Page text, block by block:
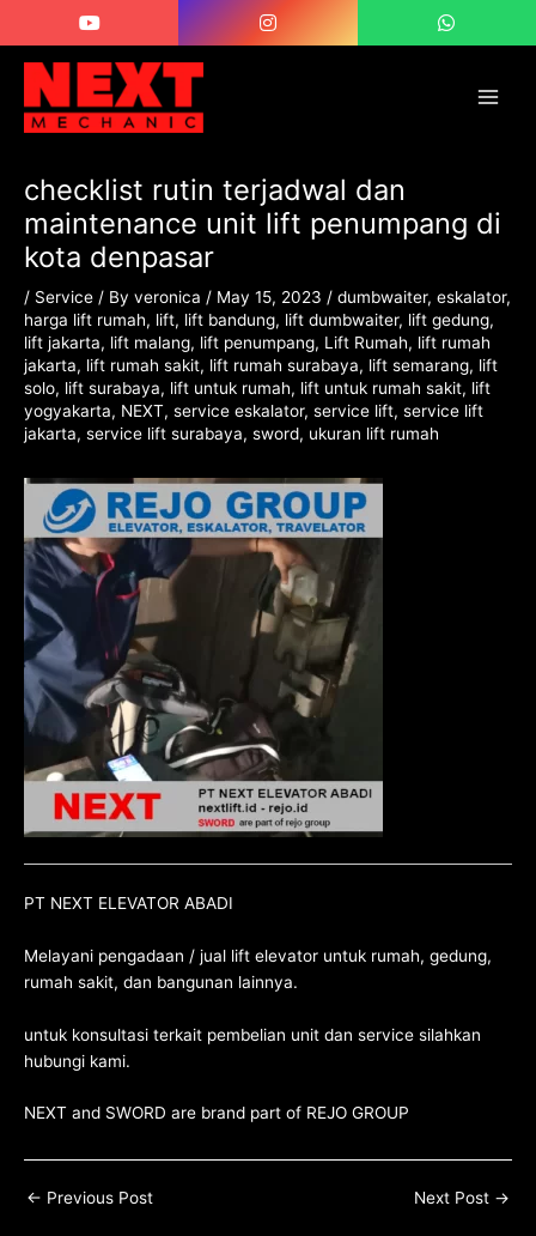
content
checklist rutin terjadwal dan
maintenance unit lift penumpang di
kota denpasar
/ Service / By veronica / May 15, 2023 / dumbwaiter, eskalator,
harga lift rumah, lift, lift bandung, lift dumbwaiter, lift gedung,
lift jakarta, lift malang, lift penumpang, Lift Rumah, lift rumah
jakarta, lift rumah sakit, lift rumah surabaya, lift semarang, lift
solo, lift surabaya, lift untuk rumah, lift untuk rumah sakit, lift
yogyakarta, NEXT, service eskalator, service lift, service lift
jakarta, service lift surabaya, sword, ukuran lift rumah
PT NEXT ELEVATOR ABADI
Melayani pengadaan / jual lift elevator untuk rumah, gedung,
rumah sakit, dan bangunan lainnya.
untuk konsultasi terkait pembelian unit dan service silahkan
hubungi kami.
NEXT and SWORD are brand part of REJO GROUP
navigation
← Previous Post Next Post →